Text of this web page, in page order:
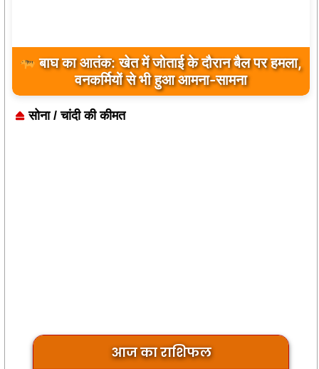
विश्व आदिवासी दिवस 2026 : ग्राम पंचायत जवाली में
प्रथम वर्ष भव्य आयोजन, समाज ने किया अधिक से अधिक
सहभागिता का आह्वान
सोना / चांदी की कीमत
आज का राशिफल